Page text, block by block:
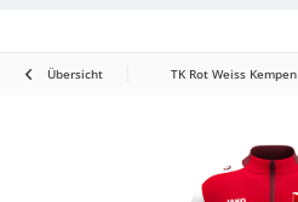
Übersicht TK Rot Weiss Kempen